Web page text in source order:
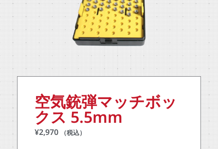
空気銃弾マッチボッ
クス 5.5mm
¥2,970 （税込）